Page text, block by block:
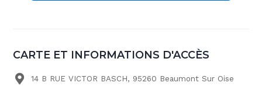
CARTE ET INFORMATIONS D'ACCÈS
14 B RUE VICTOR BASCH, 95260 Beaumont Sur Oise